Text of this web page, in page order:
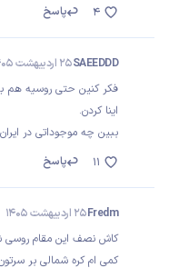
پاسخ
4
SAEEDDD25 اردیبهشت 1405
فکر کنین حتی روسیه هم
اینا کردن.
ببین چه موجوداتی در
پاسخ
11
Fredm25 اردیبهشت 1405
کاش نصف این مقام روسی
کمی ام کره شمالی بر